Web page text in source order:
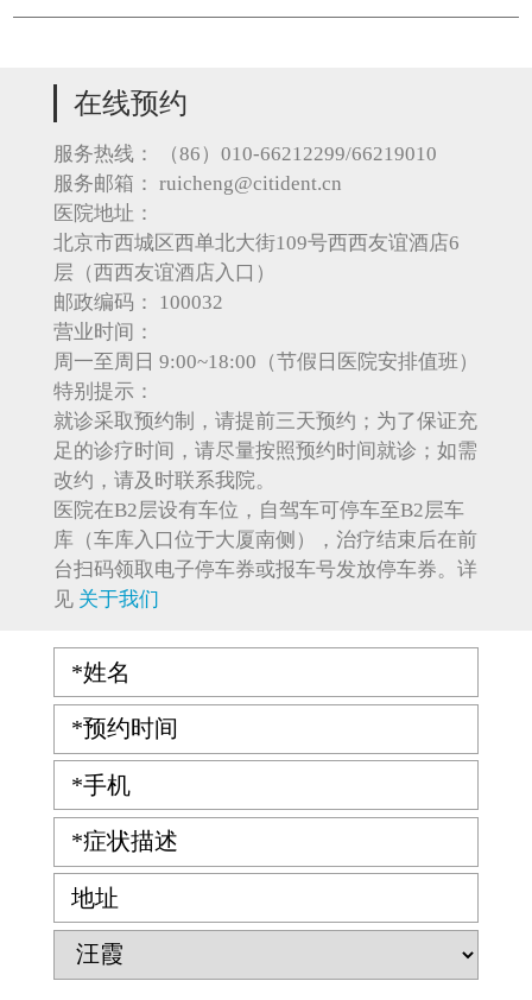
在线预约
服务热线：
（86）010-66212299/66219010
服务邮箱： ruicheng@citident.cn
医院地址：
北京市西城区西单北大街109号西西友谊酒店6
层（西西友谊酒店入口）
邮政编码：
100032
营业时间：
周一至周日 9:00~18:00（节假日医院安排值班）
特别提示：
就诊采取预约制，请提前三天预约；为了保证充
足的诊疗时间，请尽量按照预约时间就诊；如需
改约，请及时联系我院。
医院在B2层设有车位，自驾车可停车至B2层车
库（车库入口位于大厦南侧），治疗结束后在前
台扫码领取电子停车券或报车号发放停车券。详
见 关于我们
*姓名
*预约时间
*手机
*症状描述
地址